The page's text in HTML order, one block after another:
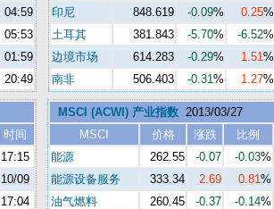
04:59
05:53
01:59
20:49
印尼
848.619 -0.09% 0.25%
土耳其
381.843 -5.70% -6.52%
边境市场
614.283 -0.29% 1.51%
南非
506.403 -0.31% 1.27%
时间
17:15
10/09
17:04
MSCI (ACWI) 产业指数 2013/03/27
MSCI
价格 涨跌 比例
能源
262.55 -0.07 -0.03%
能源设备服务
333.34 2.69 0.81%
油气燃料
260.45 -0.37 -0.14%